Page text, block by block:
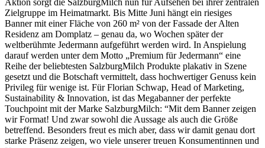
Zielgruppe im Heimatmarkt. Bis Mitte Juni hängt ein riesiges
Banner mit einer Fläche von 260 m² von der Fassade der Alten
Residenz am Domplatz – genau da, wo Wochen später der
weltberühmte Jedermann aufgeführt werden wird. In Anspielung
darauf werden unter dem Motto „Premium für Jedermann“ eine
Reihe der beliebtesten SalzburgMilch Produkte plakativ in Szene
gesetzt und die Botschaft vermittelt, dass hochwertiger Genuss kein
Privileg für wenige ist. Für Florian Schwap, Head of Marketing,
Sustainability & Innovation, ist das Megabanner der perfekte
Touchpoint mit der Marke SalzburgMilch: “Mit dem Banner zeigen
wir Format! Und zwar sowohl die Aussage als auch die Größe
betreffend. Besonders freut es mich aber, dass wir damit genau dort
starke Präsenz zeigen, wo viele unserer treuen Konsumentinnen und